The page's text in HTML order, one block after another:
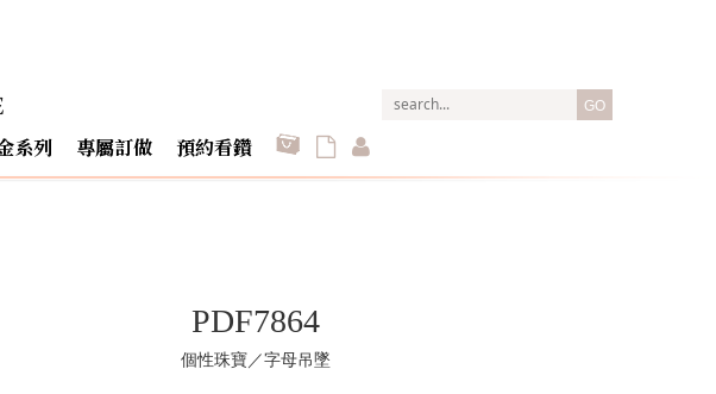
GO
系列 專屬訂做 預約看鑽
PDF7864
個性珠寶／字母吊墜